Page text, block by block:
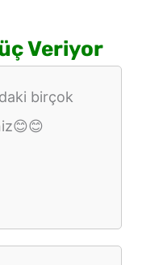
Veriyor
birçok